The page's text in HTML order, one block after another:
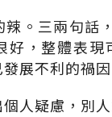
辣。三兩句話
好，整體表
展不利的禍
人疑慮，別